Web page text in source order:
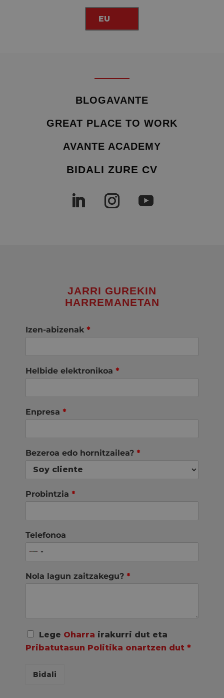
EU
BLOGAVANTE
GREAT PLACE TO WORK
AVANTE ACADEMY
BIDALI ZURE CV
JARRI GUREKIN
HARREMANETAN
Izen-abizenak *
Helbide elektronikoa *
Enpresa *
Bezeroa edo hornitzailea? *
Probintzia *
Telefonoa
Nola lagun zaitzakegu? *
A
u
Lege Oharra irakurri dut eta
Pribatutasun Politika onartzen dut *
Bidali